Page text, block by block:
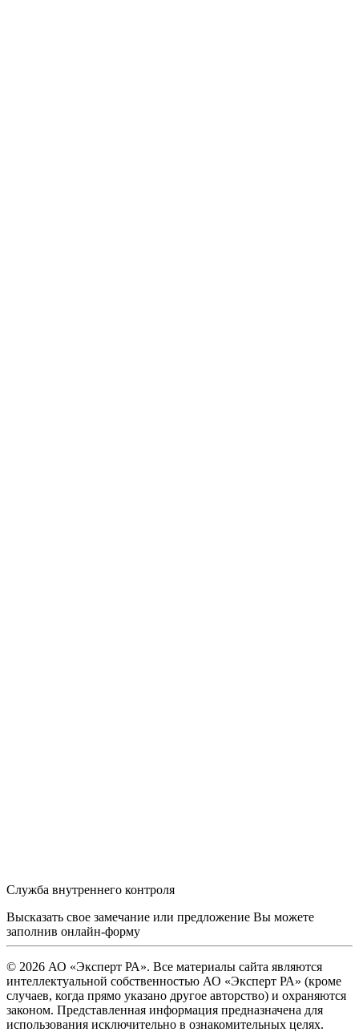
Служба внутреннего контроля
Высказать свое замечание или предложение Вы можете
заполнив онлайн-форму
© 2026 АО «Эксперт РА». Все материалы сайта являются
интеллектуальной собственностью АО «Эксперт РА» (кроме
случаев, когда прямо указано другое авторство) и охраняются
законом. Представленная информация предназначена для
использования исключительно в ознакомительных целях.